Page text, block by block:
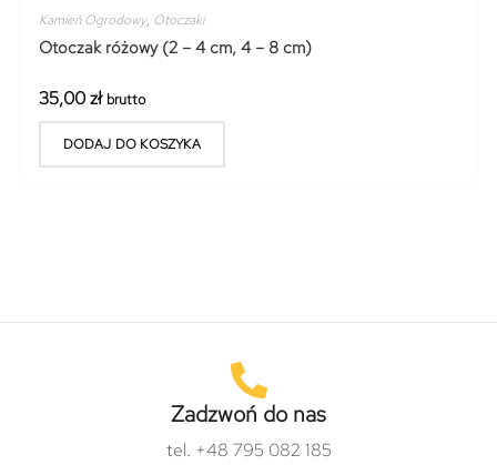
Kamień Ogrodowy, Otoczaki
Otoczak różowy (2 – 4 cm, 4 – 8 cm)
35,00zł brutto
DODAJ DO KOSZYKA
Zadzwoń do nas
tel. +48 795 082 185